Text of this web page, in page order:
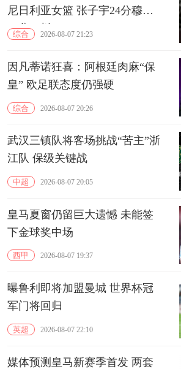
尼日利亚女篮 张子宇24分穆萨
15分10板
综合 2026-08-07 21:23
因凡蒂诺狂喜：阿根廷肉麻“保
皇” 欧足联态度仍强硬
综合 2026-08-07 20:26
武汉三镇队将客场挑战“苦主”浙
江队 保级关键战
中超 2026-08-07 20:05
皇马夏窗仍留巨大遗憾 未能签
下金球奖中场
西甲 2026-08-07 19:37
曝鲁利即将加盟曼城 世界杯冠
军门将回归
英超 2026-08-07 22:10
媒体预测皇马新赛季首发 两套